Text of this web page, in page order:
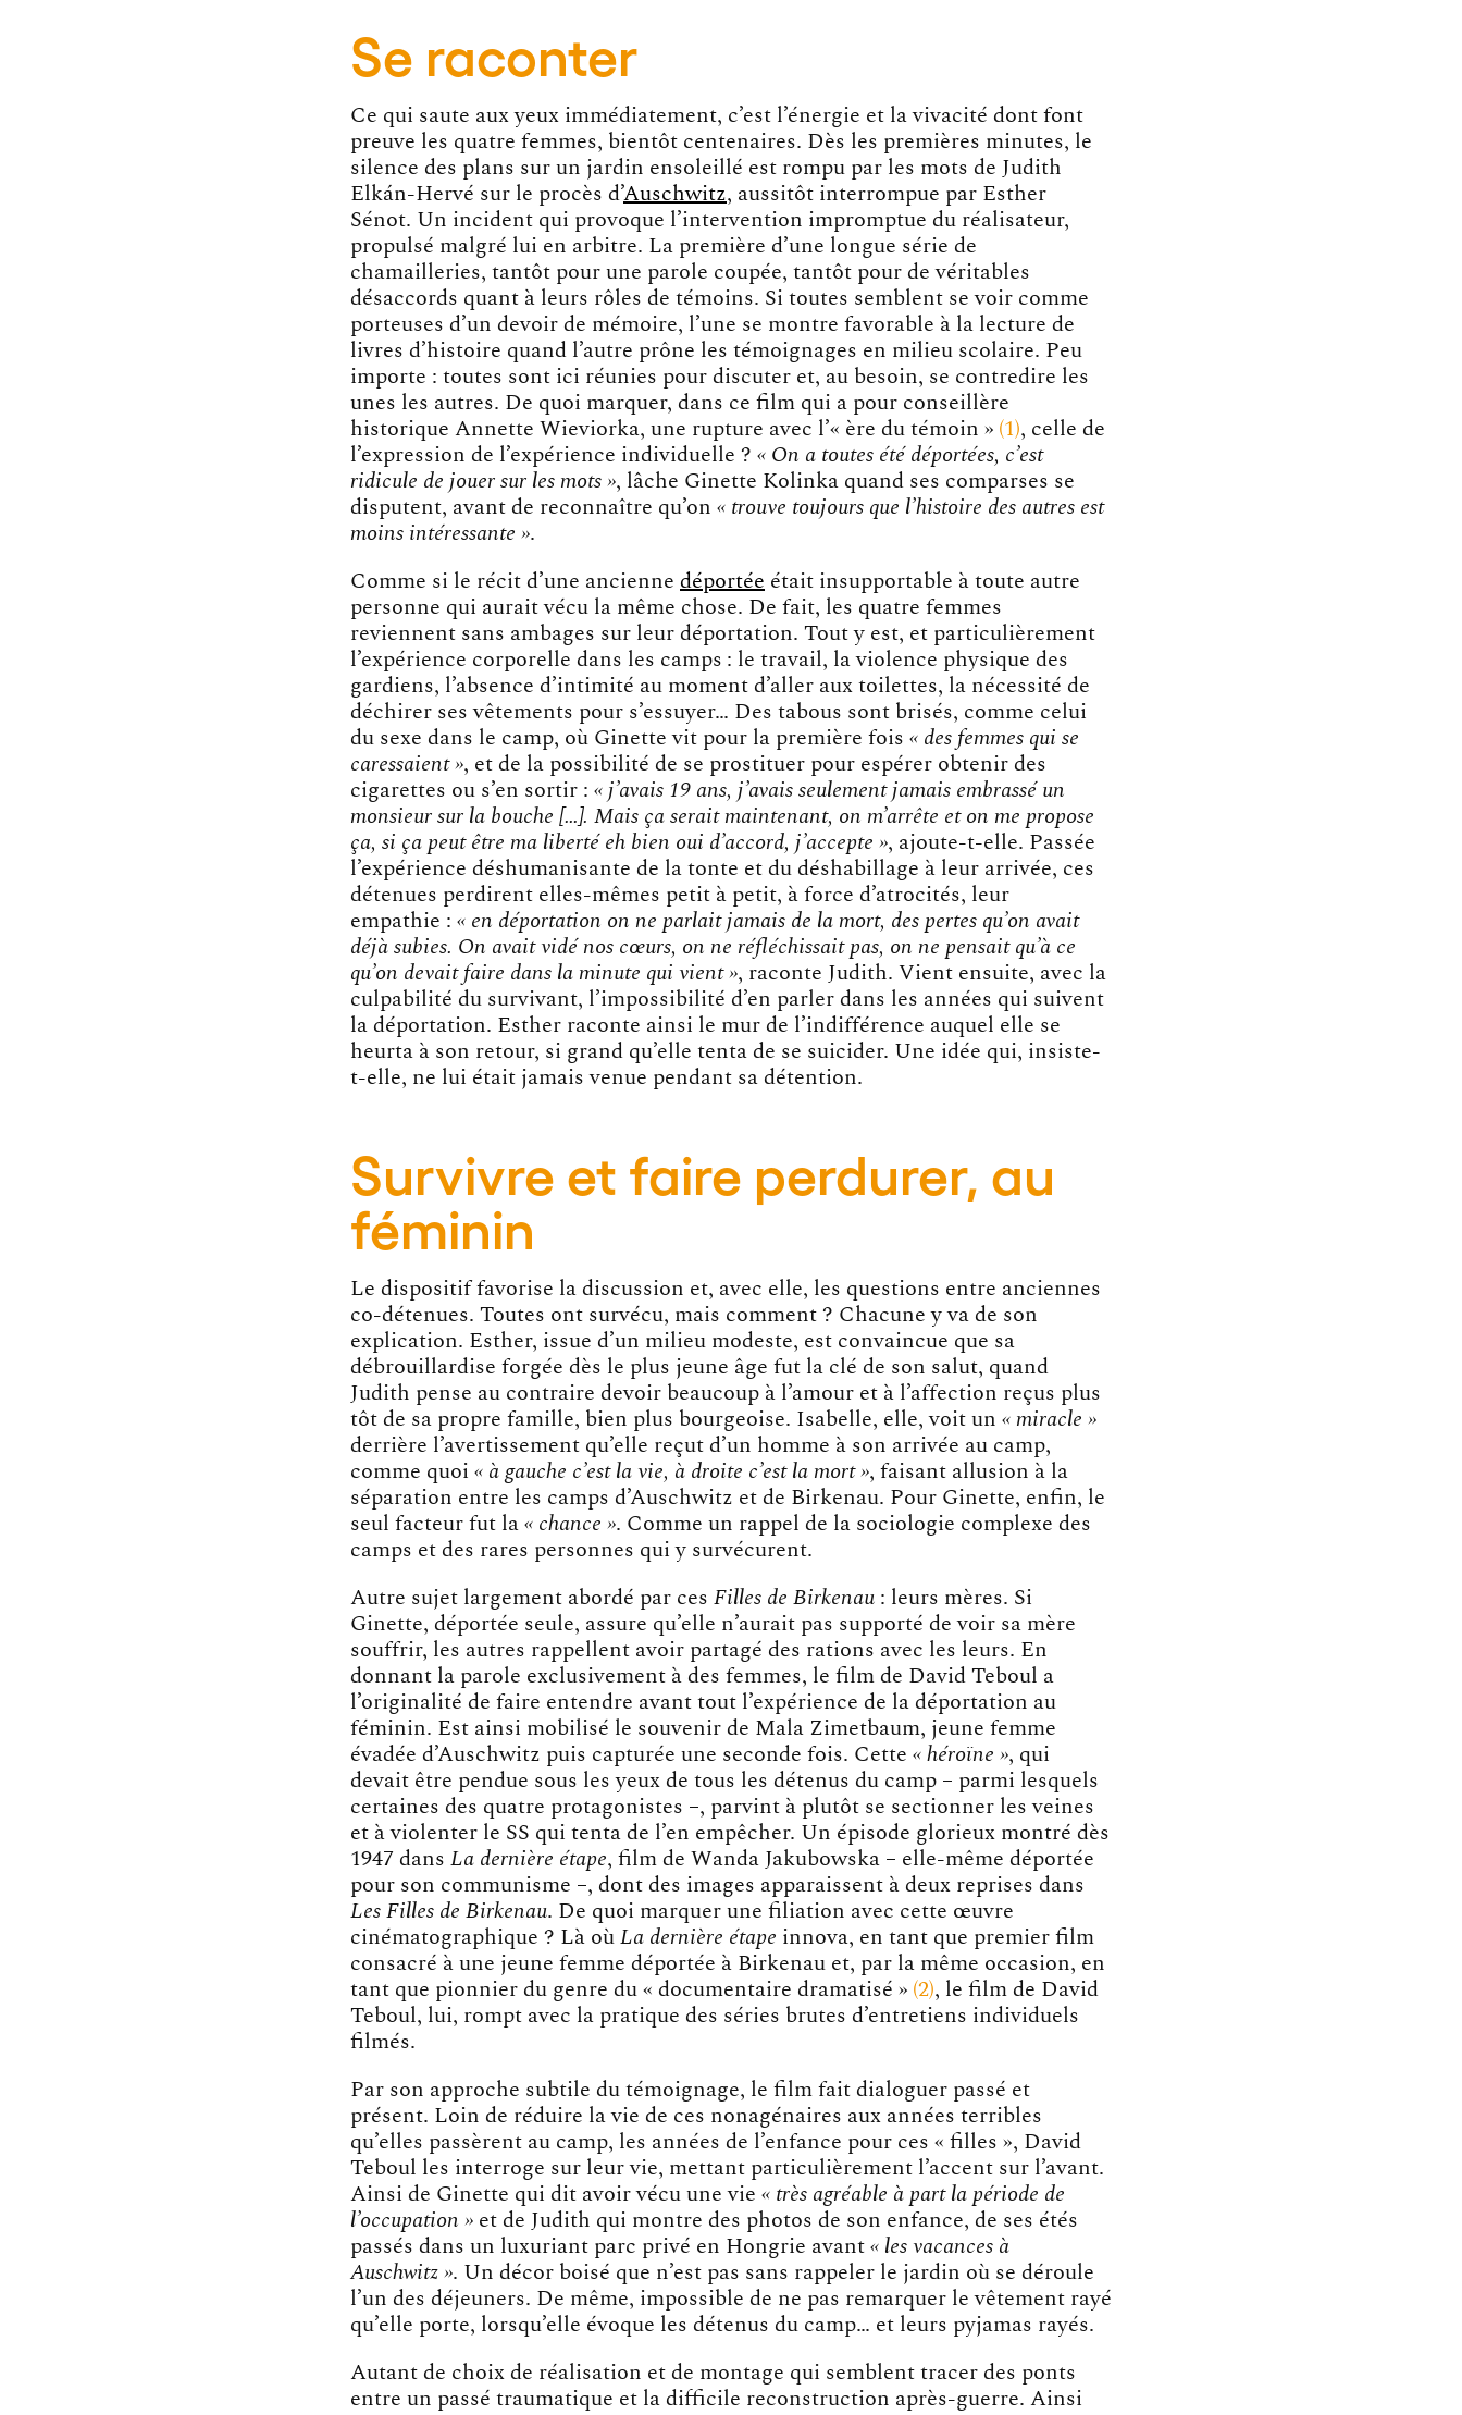
Se raconter
Ce qui saute aux yeux immédiatement, c’est l’énergie et la vivacité dont font
preuve les quatre femmes, bientôt centenaires. Dès les premières minutes, le
silence des plans sur un jardin ensoleillé est rompu par les mots de Judith
Elkán-Hervé sur le procès d’Auschwitz, aussitôt interrompue par Esther
Sénot. Un incident qui provoque l’intervention impromptue du réalisateur,
propulsé malgré lui en arbitre. La première d’une longue série de
chamailleries, tantôt pour une parole coupée, tantôt pour de véritables
désaccords quant à leurs rôles de témoins. Si toutes semblent se voir comme
porteuses d’un devoir de mémoire, l’une se montre favorable à la lecture de
livres d’histoire quand l’autre prône les témoignages en milieu scolaire. Peu
importe : toutes sont ici réunies pour discuter et, au besoin, se contredire les
unes les autres. De quoi marquer, dans ce film qui a pour conseillère
historique Annette Wieviorka, une rupture avec l’« ère du témoin » 1 , celle de
l’expression de l’expérience individuelle ? « On a toutes été déportées, c’est
ridicule de jouer sur les mots », lâche Ginette Kolinka quand ses comparses se
disputent, avant de reconnaître qu’on « trouve toujours que l’histoire des autres est
moins intéressante ».
Comme si le récit d’une ancienne déportée était insupportable à toute autre
personne qui aurait vécu la même chose. De fait, les quatre femmes
reviennent sans ambages sur leur déportation. Tout y est, et particulièrement
l’expérience corporelle dans les camps : le travail, la violence physique des
gardiens, l’absence d’intimité au moment d’aller aux toilettes, la nécessité de
déchirer ses vêtements pour s’essuyer… Des tabous sont brisés, comme celui
du sexe dans le camp, où Ginette vit pour la première fois « des femmes qui se
caressaient », et de la possibilité de se prostituer pour espérer obtenir des
cigarettes ou s’en sortir : « j’avais 19 ans, j’avais seulement jamais embrassé un
monsieur sur la bouche […]. Mais ça serait maintenant, on m’arrête et on me propose
ça, si ça peut être ma liberté eh bien oui d’accord, j’accepte », ajoute-t-elle. Passée
l’expérience déshumanisante de la tonte et du déshabillage à leur arrivée, ces
détenues perdirent elles-mêmes petit à petit, à force d’atrocités, leur
empathie : « en déportation on ne parlait jamais de la mort, des pertes qu’on avait
déjà subies. On avait vidé nos cœurs, on ne réfléchissait pas, on ne pensait qu’à ce
qu’on devait faire dans la minute qui vient », raconte Judith. Vient ensuite, avec la
culpabilité du survivant, l’impossibilité d’en parler dans les années qui suivent
la déportation. Esther raconte ainsi le mur de l’indifférence auquel elle se
heurta à son retour, si grand qu’elle tenta de se suicider. Une idée qui, insiste-
t-elle, ne lui était jamais venue pendant sa détention.
Survivre et faire perdurer, au
féminin
Le dispositif favorise la discussion et, avec elle, les questions entre anciennes
co-détenues. Toutes ont survécu, mais comment ? Chacune y va de son
explication. Esther, issue d’un milieu modeste, est convaincue que sa
débrouillardise forgée dès le plus jeune âge fut la clé de son salut, quand
Judith pense au contraire devoir beaucoup à l’amour et à l’affection reçus plus
tôt de sa propre famille, bien plus bourgeoise. Isabelle, elle, voit un « miracle »
derrière l’avertissement qu’elle reçut d’un homme à son arrivée au camp,
comme quoi « à gauche c’est la vie, à droite c’est la mort », faisant allusion à la
séparation entre les camps d’Auschwitz et de Birkenau. Pour Ginette, enfin, le
seul facteur fut la « chance ». Comme un rappel de la sociologie complexe des
camps et des rares personnes qui y survécurent.
Autre sujet largement abordé par ces Filles de Birkenau : leurs mères. Si
Ginette, déportée seule, assure qu’elle n’aurait pas supporté de voir sa mère
souffrir, les autres rappellent avoir partagé des rations avec les leurs. En
donnant la parole exclusivement à des femmes, le film de David Teboul a
l’originalité de faire entendre avant tout l’expérience de la déportation au
féminin. Est ainsi mobilisé le souvenir de Mala Zimetbaum, jeune femme
évadée d’Auschwitz puis capturée une seconde fois. Cette « héroïne », qui
devait être pendue sous les yeux de tous les détenus du camp – parmi lesquels
certaines des quatre protagonistes –, parvint à plutôt se sectionner les veines
et à violenter le SS qui tenta de l’en empêcher. Un épisode glorieux montré dès
1947 dans La dernière étape, film de Wanda Jakubowska – elle-même déportée
pour son communisme –, dont des images apparaissent à deux reprises dans
Les Filles de Birkenau. De quoi marquer une filiation avec cette œuvre
cinématographique ? Là où La dernière étape innova, en tant que premier film
consacré à une jeune femme déportée à Birkenau et, par la même occasion, en
tant que pionnier du genre du « documentaire dramatisé » 2 , le film de David
Teboul, lui, rompt avec la pratique des séries brutes d’entretiens individuels
filmés.
Par son approche subtile du témoignage, le film fait dialoguer passé et
présent. Loin de réduire la vie de ces nonagénaires aux années terribles
qu’elles passèrent au camp, les années de l’enfance pour ces « filles », David
Teboul les interroge sur leur vie, mettant particulièrement l’accent sur l’avant.
Ainsi de Ginette qui dit avoir vécu une vie « très agréable à part la période de
l’occupation » et de Judith qui montre des photos de son enfance, de ses étés
passés dans un luxuriant parc privé en Hongrie avant « les vacances à
Auschwitz ». Un décor boisé que n’est pas sans rappeler le jardin où se déroule
l’un des déjeuners. De même, impossible de ne pas remarquer le vêtement rayé
qu’elle porte, lorsqu’elle évoque les détenus du camp… et leurs pyjamas rayés.
Autant de choix de réalisation et de montage qui semblent tracer des ponts
entre un passé traumatique et la difficile reconstruction après-guerre. Ainsi